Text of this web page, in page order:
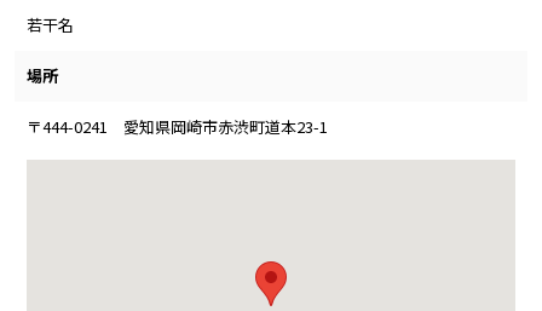
若干名
場所
〒444-0241 愛知県岡崎市赤渋町道本23-1